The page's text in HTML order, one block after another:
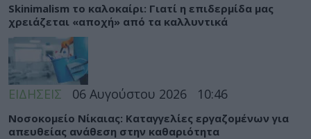
Skinimalism το καλοκαίρι: Γιατί η επιδερμίδα μας
χρειάζεται «αποχή» από τα καλλυντικά
ΕΙΔΗΣΕΙΣ 06 Αυγούστου 2026 10:46
Νοσοκομείο Νίκαιας: Καταγγελίες εργαζομένων για
απευθείας ανάθεση στην καθαριότητα